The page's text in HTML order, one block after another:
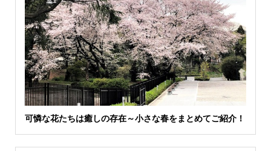
可憐な花たちは癒しの存在～小さな春をまとめてご紹介！